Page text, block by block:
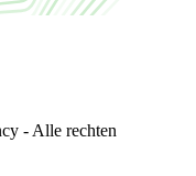
- Alle rechten